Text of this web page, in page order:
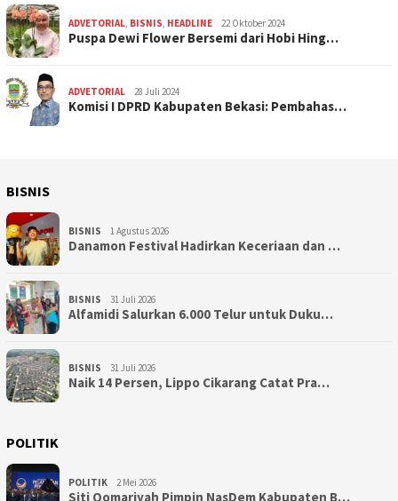
ADVETORIAL BISNIS HEADLINE 22 Oktober 2024
Puspa Dewi Flower Bersemi dari Hobi Hing…
ADVETORIAL 28 Juli 2024
Komisi I DPRD Kabupaten Bekasi: Pembahas…
BISNIS
BISNIS 1 Agustus 2026
Danamon Festival Hadirkan Keceriaan dan …
BISNIS 31 Juli 2026
Alfamidi Salurkan 6.000 Telur untuk Duku…
BISNIS 31 Juli 2026
Naik 14 Persen, Lippo Cikarang Catat Pra…
POLITIK
POLITIK 2 Mei 2026
Siti Qomariyah Pimpin NasDem Kabupaten B…